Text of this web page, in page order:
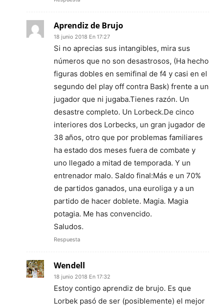
Aprendiz de Brujo
18 junio 2018 En 17:27
Si no aprecias sus intangibles, mira sus
números que no son desastrosos, (Ha hecho
figuras dobles en semifinal de f4 y casi en el
segundo del play off contra Bask) frente a un
jugador que ni jugaba.Tienes razón. Un
desastre completo. Un Lorbeck.De cinco
interiores dos Lorbecks, un gran jugador de
38 años, otro que por problemas familiares
ha estado dos meses fuera de combate y
uno llegado a mitad de temporada. Y un
entrenador malo. Saldo final:Más e un 70%
de partidos ganados, una euroliga y a un
partido de hacer doblete. Magia. Magia
potagia. Me has convencido.
Saludos.
Respuesta
Wendell
18 junio 2018 En 17:32
Estoy contigo aprendiz de brujo. Es que
Lorbek pasó de ser (posiblemente) el mejor